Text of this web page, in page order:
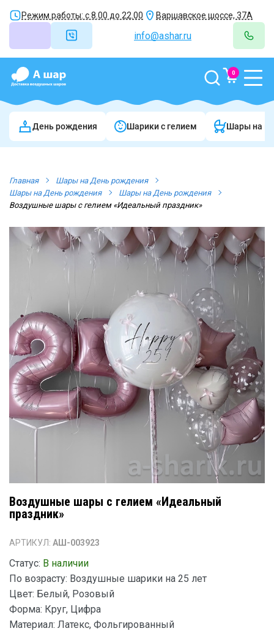
Режим работы: с 8.00 до 22.00 Варшавское шоссе, 37А
info@ashar.ru
0
День рождения Шарики c гелием Шары на
Главная
Шары на День рождения
Шары на День рождения
Шары на День рождения
Воздушные шары с гелием «Идеальный праздник»
Воздушные шары с гелием «Идеальный
праздник»
АРТИКУЛ: АШ-003923
Статус: В наличии
По возрасту: Воздушные шарики на 25 лет
Цвет: Белый, Розовый
Форма: Круг, Цифра
Материал: Латекс, Фольгированный